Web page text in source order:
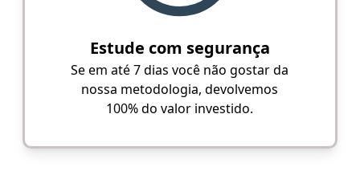
Estude com segurança
Se em até 7 dias você não gostar da
nossa metodologia, devolvemos
100% do valor investido.